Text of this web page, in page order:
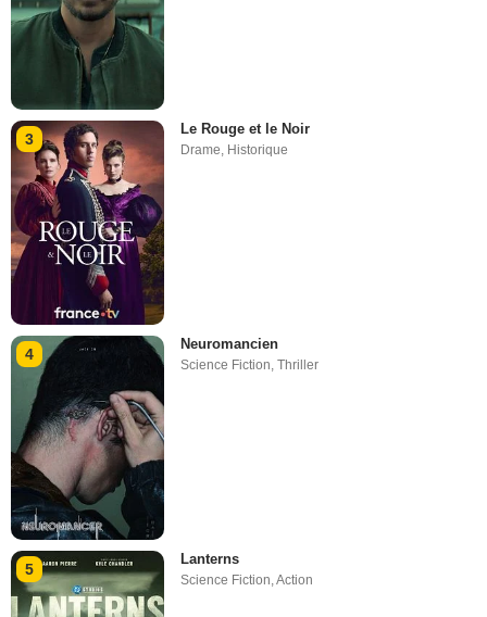
3
Le Rouge et le Noir
Drame Historique
4
Neuromancien
Science Fiction,Thriller
5
Lanterns
Science Fiction,Action